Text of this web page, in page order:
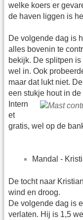
welke koers er
de haven liggen is
De volgende dag is
alles bovenin te
bekijk. De splitpen
wel in. Ook
maar dat lukt niet.
een stukje hout in de
Intern
et
gratis, wel op de
Mandal -
De tocht naar
wind en droog.
De volgende dag is
verlaten. Hij is 1,5